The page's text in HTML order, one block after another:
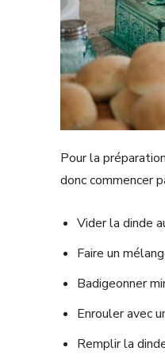
Pour la
donc commencer
Vider la dinde
Faire un
Badigeonner
Enrouler avec
Remplir la